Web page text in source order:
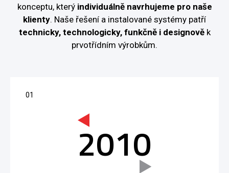
konceptu, který individuálně navrhujeme pro naše
klienty. Naše řešení a instalované systémy patří
technicky, technologicky, funkčně i designověk
prvotřídním výrobkům.
2010